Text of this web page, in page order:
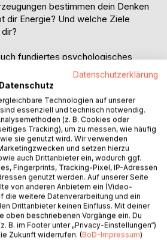
bestimmen dein Denken
dir Energie? Und welche Ziele
fundiertes psychologisches
Übungen zur
aufbauenden Themen
durch wichtige Bereiche
Werten, Wahrnehmung und
und Motivation bis hin zu
und persönlichen Zielen.
verständlich und alltagsnah
Reflektieren und Ausfüllen
deine persönlichen Antworten und
Themen für eine ganzheitliche
Datenschutzerklärung
Technologien auf unserer
essenziell und technisch notwendig.
(z. B. Cookies oder
Tracking), um zu messen, wie häufig
sie genutzt wird. Wir verwenden
und setzen hierzu
auch Drittanbieter ein, wodurch ggf.
Fingerprints, Tracking-Pixel, IP-Adressen
genutzt werden. Auf unserer Seite
von anderen Anbietern ein (Video-
die weitere Datenverarbeitung und ein
Drittanbieter keinen Einfluss. Mit deiner
oben beschriebenen Vorgänge ein. Du
B. im Footer unter „Privacy-Einstellungen“)
Zukunft widerrufen. (BoD-Impressum)